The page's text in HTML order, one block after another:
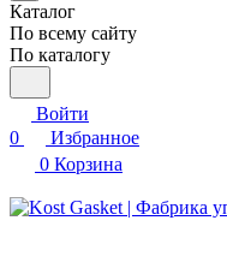
Каталог
По всему сайту
По каталогу
Войти
0
Избранное
0 Корзина